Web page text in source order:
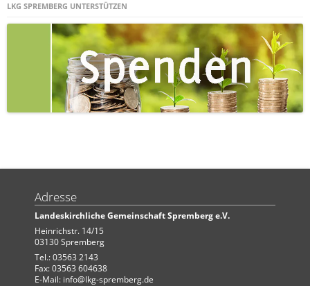
LKG SPREMBERG UNTERSTÜTZEN
Adresse
Landeskirchliche Gemeinschaft Spremberg e.V.
Heinrichstr. 14/15
03130 Spremberg
Tel.: 03563 2143
Fax: 03563 604638
E-Mail: info@lkg-spremberg.de